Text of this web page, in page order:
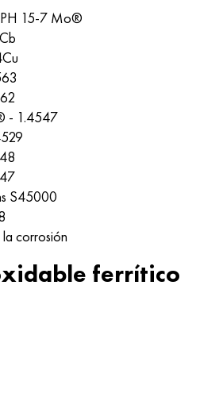
PH 15-7 Mo®
- 1.4547
S45000
la corrosión
ferrítico